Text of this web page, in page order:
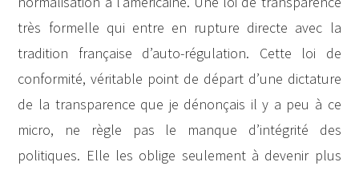
très formelle qui entre en rupture directe avec la
tradition française d’auto-régulation. Cette loi de
conformité, véritable point de départ d’une dictature
de la transparence que je dénonçais il y a peu à ce
micro, ne règle pas le manque d’intégrité des
politiques. Elle les oblige seulement à devenir plus